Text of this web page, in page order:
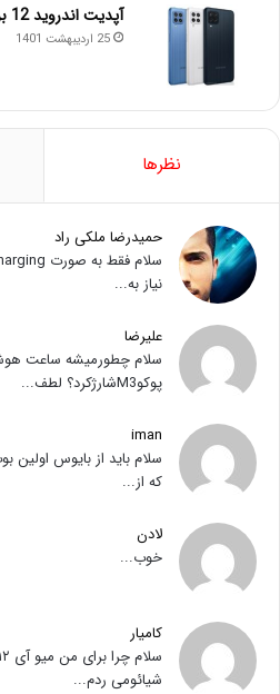
آپدیت اندروید 12 برای گلکسی M22 منتشر شد
25 اردیبهشت 1401
نظرها
حمیدرضا ملکی راد
نیاز به...
علیرضا
سلام چطورمیشه ساعت
پوکوM3شارژکرد؟ لطف...
iman
سلام باید از بایوس
که از...
لادن
خوب...
کامیار
شیائومی ردم...